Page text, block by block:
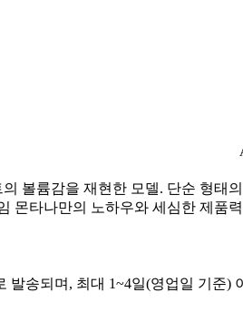
볼륨감을 재현한 모델. 단순 형
몬타나만의 노하우와 세심한 제품
발송되며, 최대 1~4일(영업일 기준